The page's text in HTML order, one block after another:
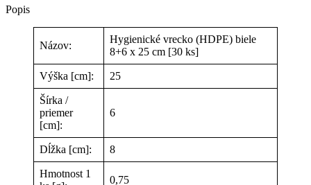
25
Popis
Názov:
Hygienické vrecko (HDPE) biele
8+6 x 25 cm [30 ks]
Výška [cm]: 25
Šírka /
priemer
[cm]:
6
Dĺžka [cm]: 8
Hmotnost 1
0,75